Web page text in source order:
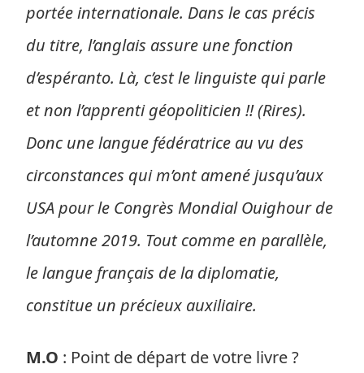
portée internationale. Dans le cas précis
du titre, l’anglais assure une fonction
d’espéranto. Là, c’est le linguiste qui parle
et non l’apprenti géopoliticien !! (Rires).
Donc une langue fédératrice au vu des
circonstances qui m’ont amené jusqu’aux
USA pour le Congrès Mondial Ouighour de
l’automne 2019. Tout comme en parallèle,
le langue français de la diplomatie,
constitue un précieux auxiliaire.
M.O : Point de départ de votre livre ?